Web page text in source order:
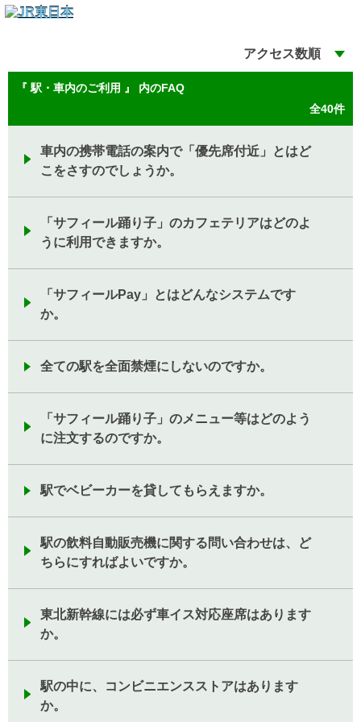
アクセス数順
『 駅・車内のご利用 』 内のFAQ
全40件
車内の携帯電話の案内で「優先席付近」とはど
こをさすのでしょうか。
「サフィール踊り子」のカフェテリアはどのよ
うに利用できますか。
「サフィールPay」とはどんなシステムです
か。
全ての駅を全面禁煙にしないのですか。
「サフィール踊り子」のメニュー等はどのよう
に注文するのですか。
駅でベビーカーを貸してもらえますか。
駅の飲料自動販売機に関する問い合わせは、ど
ちらにすればよいですか。
東北新幹線には必ず車イス対応座席はあります
か。
駅の中に、コンビニエンスストアはあります
か。